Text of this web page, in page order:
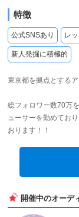
特徴
公式SNSあり レ
新人発掘に積極的
東京都を拠点とするア
総フォロワー数70万
ューサーを勤めてお
おります！！
開催中のオーデ